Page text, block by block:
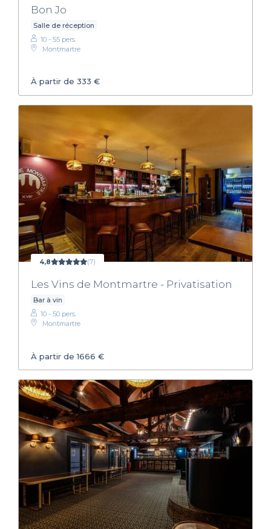
Bon Jo
Salle de réception
10 - 55 pers.
Montmartre
À partir de 333 €
4,8 (7)
Les Vins de Montmartre - Privatisation
Bar à vin
10 - 50 pers.
Montmartre
À partir de 1666 €